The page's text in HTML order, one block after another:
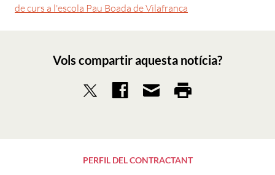
de curs a l'escola Pau Boada de Vilafranca
Vols compartir aquesta notícia?
PERFIL DEL CONTRACTANT